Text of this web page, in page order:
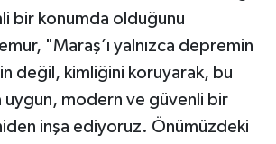
bir konumda olduğunu
"Maraş’ı yalnızca depremin
değil, kimliğini koruyarak, bu
uygun, modern ve güvenli bir
inşa ediyoruz. Önümüzdeki